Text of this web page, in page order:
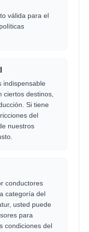
válida para el
indispensable
ciertos destinos,
Si tiene
del
nuestros
conductores
categoría del
usted puede
para
condiciones del